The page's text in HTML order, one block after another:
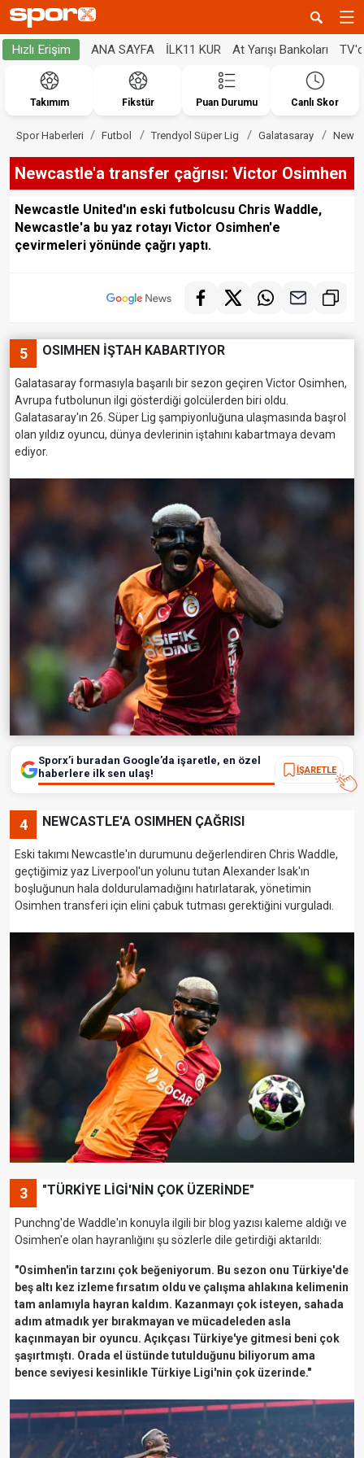
Hızlı Erişim ANA SAYFA İLK11 KUR At Yarışı Bankoları
Takımım Fikstür Puan Durumu Canlı Skor
Spor Haberleri Futbol Trendyol Süper Lig Galatasaray
Newcastle'a transfer çağrısı: Victor Osimhen
Newcastle United'ın eski futbolcusu Chris Waddle,
Newcastle'a bu yaz rotayı Victor Osimhen'e
çevirmeleri yönünde çağrı yaptı.
5 OSIMHEN İŞTAH KABARTIYOR
Galatasaray formasıyla başarılı bir sezon geçiren Victor Osimhen,
Avrupa futbolunun ilgi gösterdiği golcülerden biri oldu.
Galatasaray'ın 26. Süper Lig şampiyonluğuna ulaşmasında başrol
olan yıldız oyuncu, dünya devlerinin iştahını kabartmaya devam
ediyor.
Sporx’i buradan Google’da işaretle, en özel
haberlere ilk sen ulaş!
İŞARETLE
4 NEWCASTLE'A OSIMHEN ÇAĞRISI
Eski takımı Newcastle'ın durumunu değerlendiren Chris Waddle,
geçtiğimiz yaz Liverpool'un yolunu tutan Alexander Isak'ın
boşluğunun hala doldurulamadığını hatırlatarak, yönetimin
Osimhen transferi için elini çabuk tutması gerektiğini vurguladı.
3 "TÜRKİYE LİGİ'NİN ÇOK ÜZERİNDE"
Punchng'de Waddle'ın konuyla ilgili bir blog yazısı kaleme aldığı ve
Osimhen'e olan hayranlığını şu sözlerle dile getirdiği aktarıldı:
"Osimhen'in tarzını çok beğeniyorum. Bu sezon onu Türkiye'de
beş altı kez izleme fırsatım oldu ve çalışma ahlakına kelimenin
tam anlamıyla hayran kaldım. Kazanmayı çok isteyen, sahada
adım atmadık yer bırakmayan ve mücadeleden asla
kaçınmayan bir oyuncu. Açıkçası Türkiye'ye gitmesi beni çok
şaşırtmıştı. Orada el üstünde tutulduğunu biliyorum ama
bence seviyesi kesinlikle Türkiye Ligi'nin çok üzerinde."